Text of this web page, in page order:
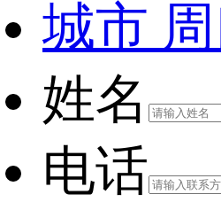
城市
姓名
电话